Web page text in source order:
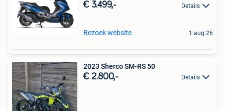
€ 3.499,- Details
Bezoek website 1 aug 26
2023 Sherco SM-RS 50
€ 2.800,- Details